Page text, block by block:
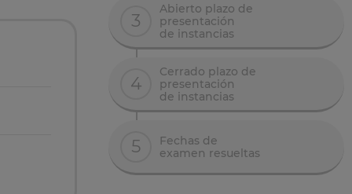
3
Abierto plazo de
presentación
de instancias
4
Cerrado plazo de
presentación
de instancias
5
Fechas de
examen resueltas